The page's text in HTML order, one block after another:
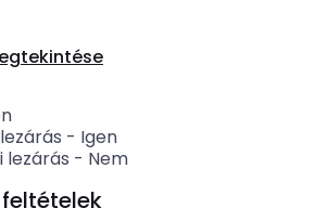
- Igen
lezárás - Nem